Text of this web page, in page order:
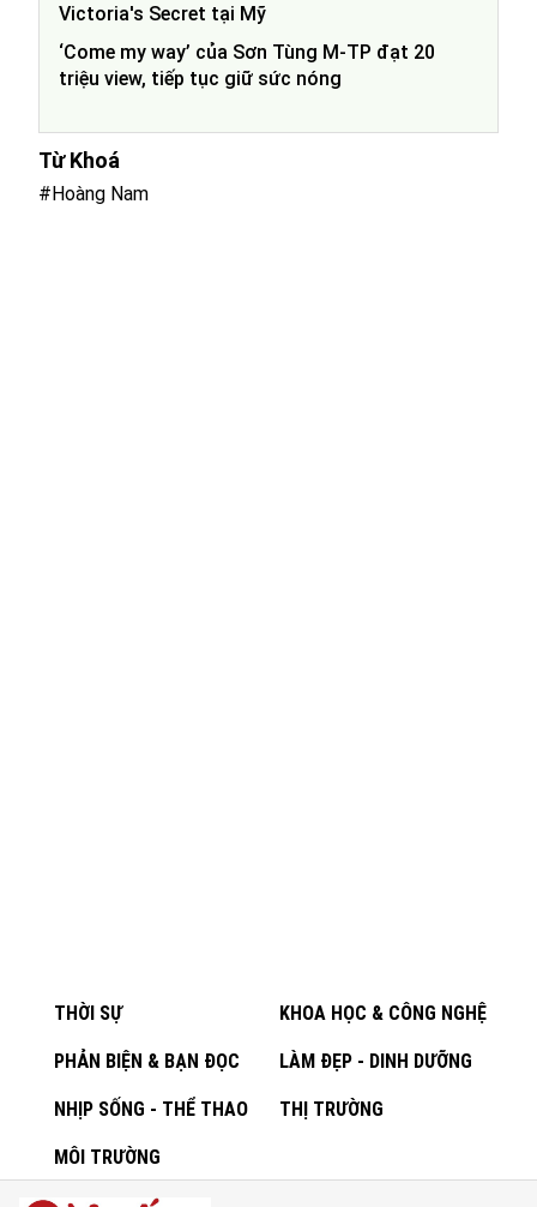
Victoria's Secret tại Mỹ
‘Come my way’ của Sơn Tùng M-TP đạt 20
triệu view, tiếp tục giữ sức nóng
Từ Khoá
#Hoàng Nam
THỜI SỰ KHOA HỌC & CÔNG NGHỆ
PHẢN BIỆN & BẠN ĐỌC LÀM ĐẸP - DINH DƯỠNG
NHỊP SỐNG - THỂ THAO THỊ TRƯỜNG
MÔI TRƯỜNG